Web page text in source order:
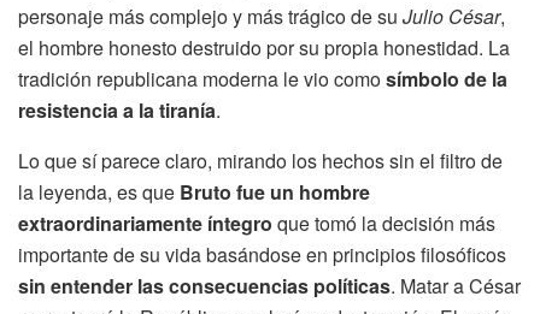
personaje más complejo y más trágico de su Julio César,
el hombre honesto destruido por su propia honestidad. La
tradición republicana moderna le vio comosímbolo de la
resistencia a la tiranía.
Lo que sí parece claro, mirando los hechos sin el filtro de
la leyenda, es que Bruto fue un hombre
extraordinariamente íntegro que tomó la decisión más
importante de su vida basándose en principios filosóficos
sin entender las consecuencias políticas. Matar a César